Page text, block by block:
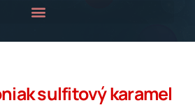
sulfitový karamel